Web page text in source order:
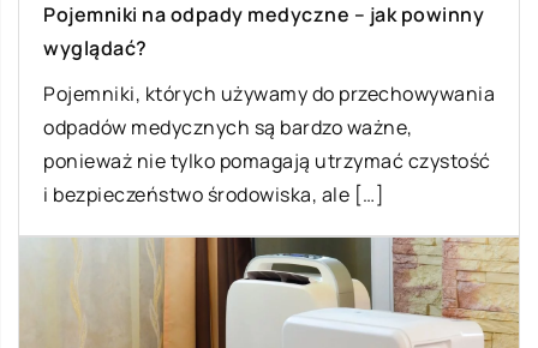
Pojemniki na odpady medyczne – jak powinny
wyglądać?
Pojemniki, których używamy do przechowywania
odpadów medycznych są bardzo ważne,
ponieważ nie tylko pomagają utrzymać czystość
i bezpieczeństwo środowiska, ale […]